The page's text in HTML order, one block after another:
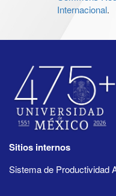
Internacional.
Sitios internos
Sistema de Productividad